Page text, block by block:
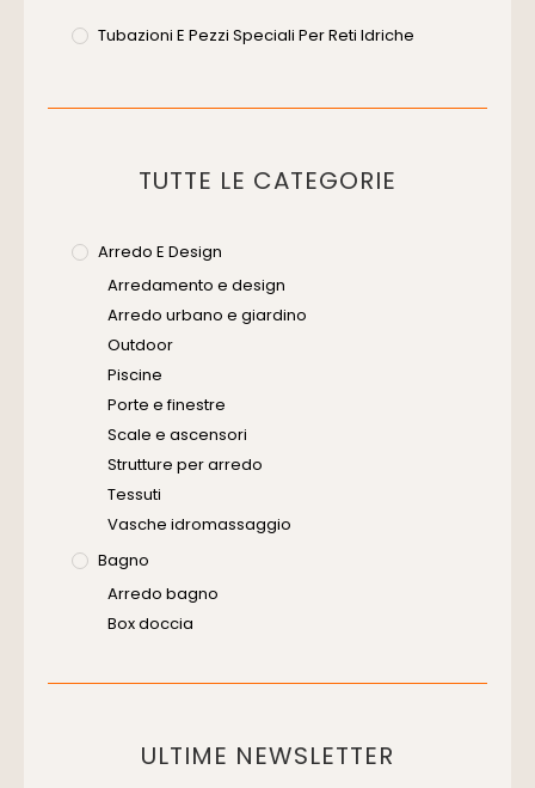
Tubazioni E Pezzi Speciali Per Reti Idriche
TUTTE LE CATEGORIE
Arredo E Design
Arredamento e design
Arredo urbano e giardino
Outdoor
Piscine
Porte e finestre
Scale e ascensori
Strutture per arredo
Tessuti
Vasche idromassaggio
Bagno
Arredo bagno
Box doccia
Placche di comando per wc
Domotica Ed Impianti Elettrici
ULTIME NEWSLETTER